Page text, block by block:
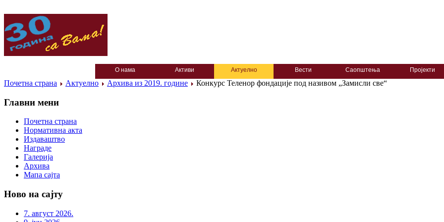
О нама Активи Актуелно Вести Саопштења Пројекти
Почетна страна Актуелно Архива из 2019. године Конкурс Теленор фондације под називом „Замисли све“
Главни мени
Почетна страна
Нормативна акта
Издаваштво
Награде
Галерија
Архива
Мапа сајта
Ново на сајту
7. август 2026.